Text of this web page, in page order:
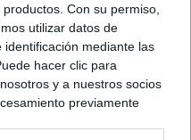
Con su permiso,
utilizar datos de
mediante las
hacer clic para
y a nuestros socios
previamente